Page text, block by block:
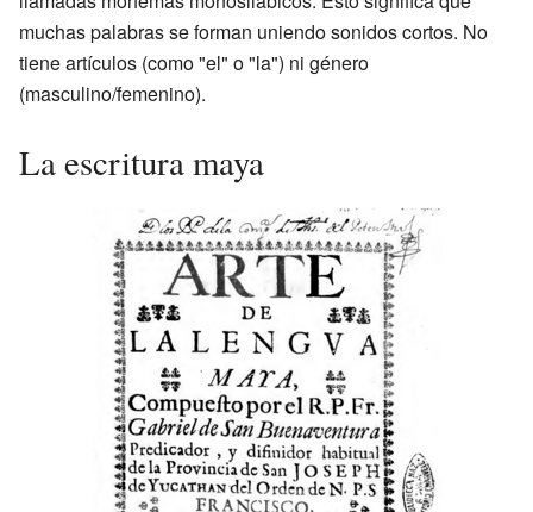
muchas palabras se forman uniendo sonidos cortos. No
tiene artículos (como "el" o "la") ni género
(masculino/femenino).
La escritura maya